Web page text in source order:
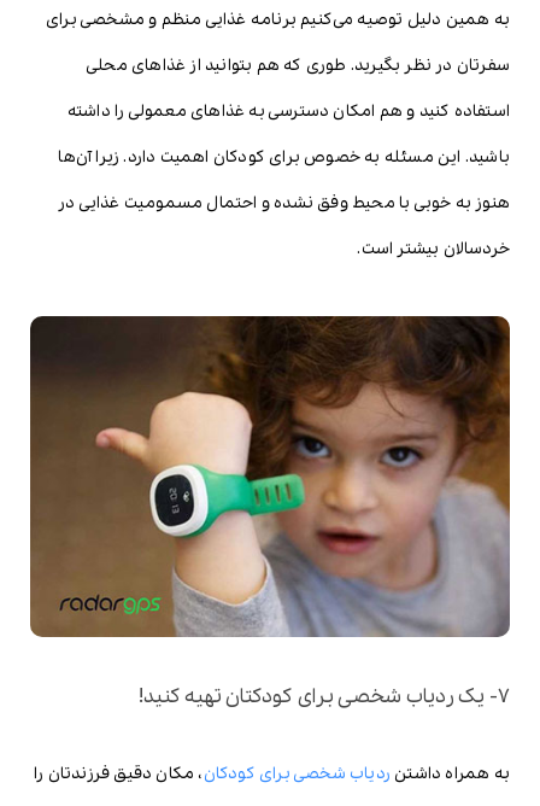
به همین دلیل توصیه می‌کنیم برنامه غذایی منظم و مشخصی برای
سفرتان در نظر بگیرید. طوری که هم بتوانید از غذاهای محلی
استفاده کنید و هم امکان دسترسی به غذاهای معمولی را داشته
باشید. این مسئله به خصوص برای کودکان اهمیت دارد. زیرا آن‌ها
هنوز به خوبی با محیط وفق نشده و احتمال مسمومیت غذایی در
خردسالان بیشتر است.
7- یک ردیاب شخصی برای کودکتان تهیه کنید!
به همراه داشتن ردیاب شخصی برای کودکان، مکان دقیق فرزندتان را